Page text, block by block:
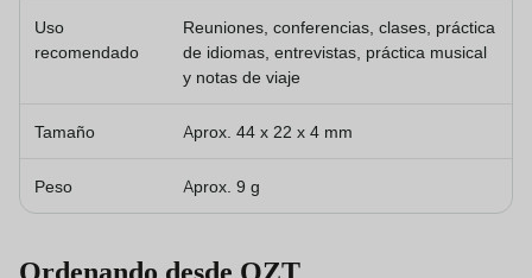
Uso
recomendado
Reuniones, conferencias, clases, práctica
de idiomas, entrevistas, práctica musical
y notas de viaje
Tamaño Aprox. 44 x 22 x 4 mm
Peso Aprox. 9 g
Ordenando desde QZT